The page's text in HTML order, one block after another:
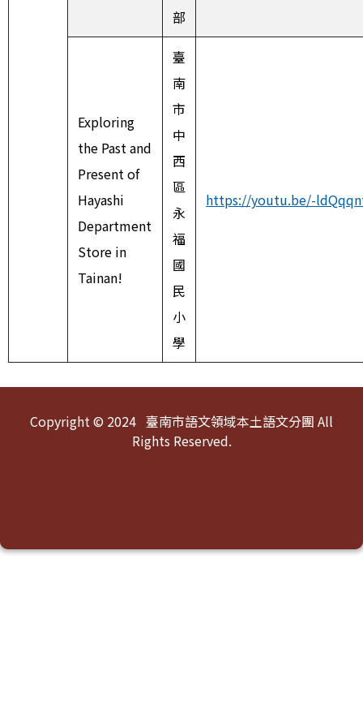
部
Exploring
the Past and
Present of
Hayashi
Department
Store in
Tainan!
臺
南
市
中
西
區
永
福
國
民
小
學
https://youtu.be/-
頁尾區域內容
Copyright © 2024 臺南市語文領域本土語文分團 All
Rights Reserved.